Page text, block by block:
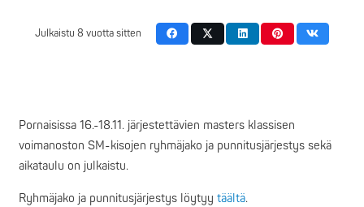
Julkaistu 8 vuotta sitten
Pornaisissa 16.-18.11. järjestettävien masters klassisen
voimanoston SM-kisojen ryhmäjako ja punnitusjärjestys sekä
aikataulu on julkaistu.
Ryhmäjako ja punnitusjärjestys löytyy täältä.